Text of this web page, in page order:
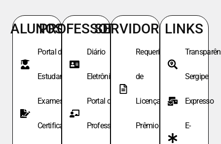
ALUNOS
Portal do
Estudante
Exames de
Certificação
PROFESSORES
Diário
Eletrônico
Portal do
Professor
SERVIDORES
Requeri.
de
Licença
Prêmio
LINKS
Sergipe
Expresso
E-